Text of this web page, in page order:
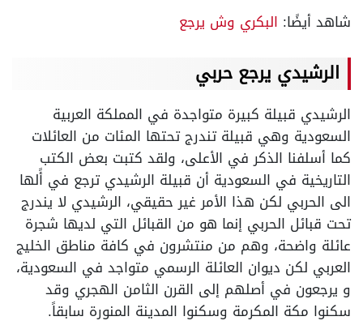
شاهد أيضًا: البكري وش يرجع
الرشيدي يرجع حربي
الرشيدي قبيلة كبيرة متواجدة في المملكة العربية
السعودية وهي قبيلة تندرج تحتها المئات من العائلات
كما أسلفنا الذكر في الأعلى، ولقد كتبت بعض الكتب
التاريخية في السعودية أن قبيلة الرشيدي ترجع في أًلها
الى الحربي لكن هذا الأمر غير حقيقي، الرشيدي لا يندرج
تحت قبائل الحربي إنما هو من القبائل التي لديها شجرة
عائلة واضحة، وهم من منتشرون في كافة مناطق الخليج
العربي لكن ديوان العائلة الرسمي متواجد في السعودية،
و يرجعون في أصلهم إلى القرن الثامن الهجري وقد
سكنوا مكة المكرمة وسكنوا المدينة المنورة سابقاً.